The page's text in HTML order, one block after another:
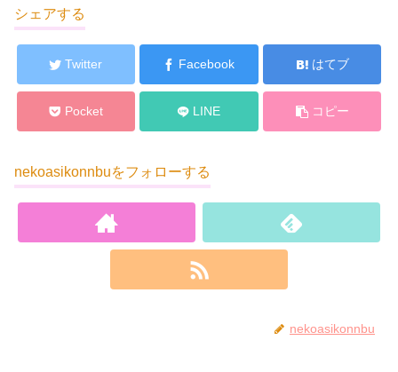
シェアする
Twitter Facebook はてブ
Pocket LINE コピー
nekoasikonnbuをフォローする
nekoasikonnbu